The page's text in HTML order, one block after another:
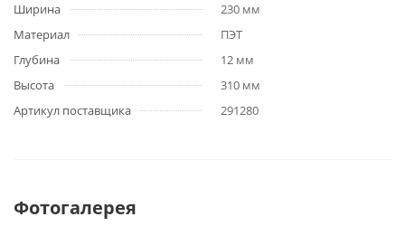
Ширина
230 мм
Материал
ПЭТ
Глубина
12 мм
Высота
310 мм
Артикул поставщика
291280
Фотогалерея